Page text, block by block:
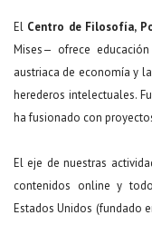
El Centro de Filosofía,
Mises— ofrece
austriaca de economía y
herederos intelectuales.
ha fusionado con
El eje de nuestras
contenidos online y
Estados Unidos (fundado